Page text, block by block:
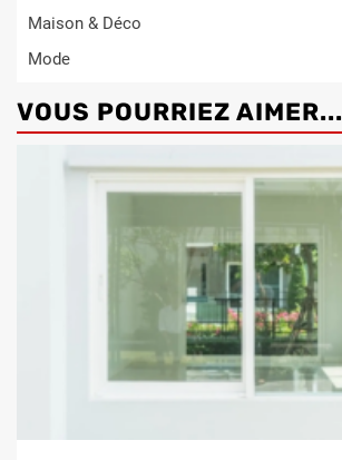
Maison & Déco
Mode
VOUS POURRIEZ AIMER...